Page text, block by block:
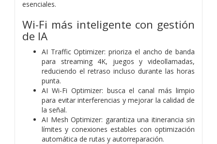
esenciales.
Wi-Fi más inteligente con gestión
de IA
AI Traffic Optimizer: prioriza el ancho de banda
para streaming 4K, juegos y videollamadas,
reduciendo el retraso incluso durante las horas
punta.
AI Wi-Fi Optimizer: busca el canal más limpio
para evitar interferencias y mejorar la calidad de
la señal.
AI Mesh Optimizer: garantiza una itinerancia sin
límites y conexiones estables con optimización
automática de rutas y autorreparación.